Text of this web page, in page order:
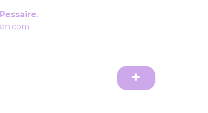
.